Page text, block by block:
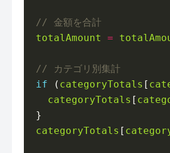
totalAmount
=
if ( categoryTotals [
categoryTotals [
categoryTotals [